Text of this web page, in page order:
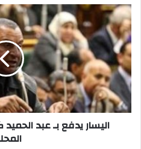
اليسار
يدفع
بـ
عبد
الحميد
كمال
لرئاسة
لجنة
الادارة
المحليةاليسار يدفع بـ عبد الحميد